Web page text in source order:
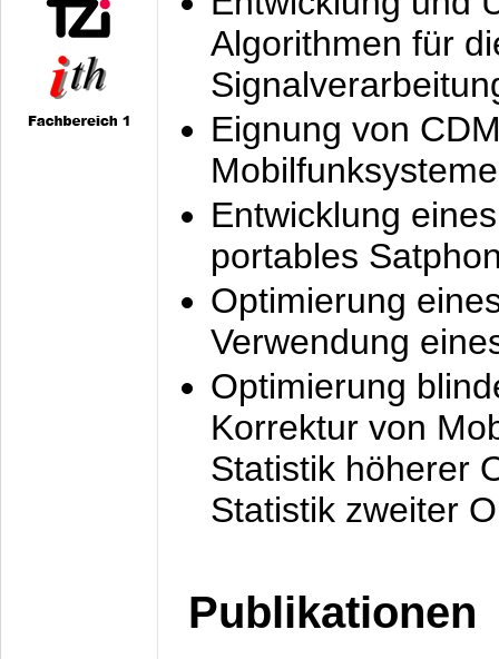
Algorithmen für
Eignung von
Mobilfunksysteme
Entwicklung
portables
Optimierung
Verwendung
Optimierung
Korrektur von
Statistik höherer
Statistik zweiter
Publikationen